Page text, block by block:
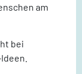
am
bei